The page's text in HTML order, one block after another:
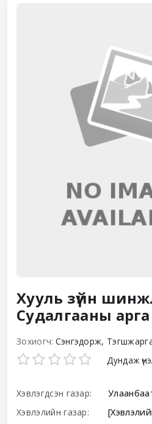
Хууль зүйн
Cудалгааны арга
Зохиогч: Сэнгэдорж,
Star ratings Дундаж
Хэвлэгдсэн газар:
Хэвлэлийн газар: